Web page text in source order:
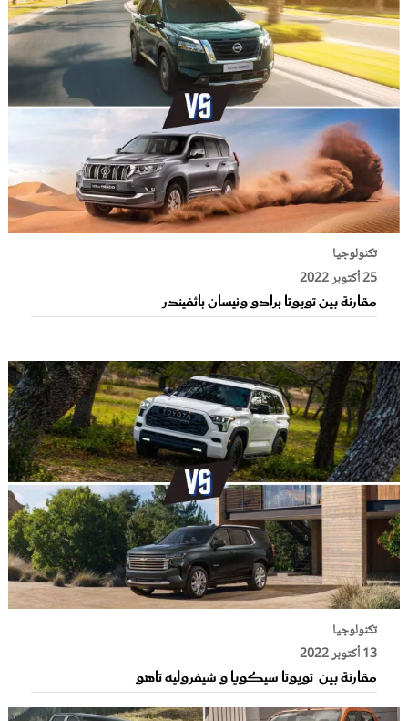
تكنولوجيا
25 أكتوبر 2022
مقارنة بين تويوتا برادو ونيسان باثفيندر
تكنولوجيا
13 أكتوبر 2022
مقارنة بين تويوتا سيكويا و شيفروليه تاهو